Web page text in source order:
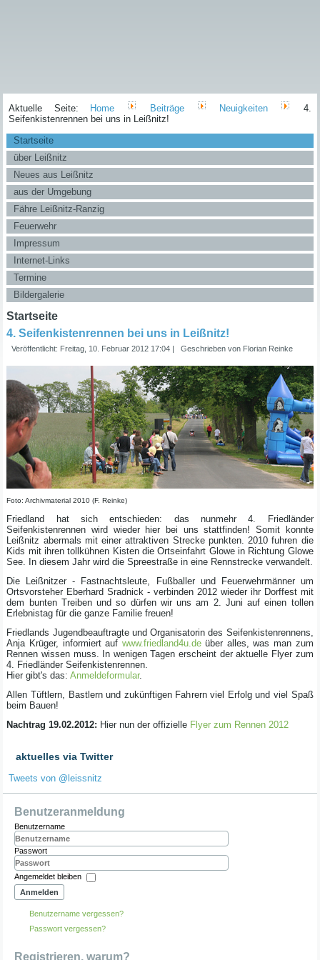
Aktuelle Seite: Home Beiträge Neuigkeiten
4.
Seifenkistenrennen bei uns in Leißnitz!
Startseite
über Leißnitz
Neues aus Leißnitz
aus der Umgebung
Fähre Leißnitz-Ranzig
Feuerwehr
Impressum
Internet-Links
Termine
Bildergalerie
Startseite
4. Seifenkistenrennen bei uns in Leißnitz!
Veröffentlicht: Freitag, 10. Februar 2012 17:04 | Geschrieben von Florian Reinke
Foto: Archivmaterial 2010 (F. Reinke)
Friedland hat sich entschieden: das nunmehr 4. Friedländer
Seifenkistenrennen wird wieder hier bei uns stattfinden! Somit konnte
Leißnitz abermals mit einer attraktiven Strecke punkten. 2010 fuhren die
Kids mit ihren tollkühnen Kisten die Ortseinfahrt Glowe in Richtung Glowe
See. In diesem Jahr wird die Spreestraße in eine Rennstrecke verwandelt.
Die Leißnitzer - Fastnachtsleute, Fußballer und Feuerwehrmänner um
Ortsvorsteher Eberhard Sradnick - verbinden 2012 wieder ihr Dorffest mit
dem bunten Treiben und so dürfen wir uns am 2. Juni auf einen tollen
Erlebnistag für die ganze Familie freuen!
Friedlands Jugendbeauftragte und Organisatorin des Seifenkistenrennens,
Anja Krüger, informiert auf www.friedland4u.deüber alles, was man zum
Rennen wissen muss. In wenigen Tagen erscheint der aktuelle Flyer zum
4. Friedländer Seifenkistenrennen.
Hier gibt's das:Anmeldeformular.
Allen Tüftlern, Bastlern und zukünftigen Fahrern viel Erfolg und viel Spaß
beim Bauen!
Nachtrag 19.02.2012: Hier nun der offizielle Flyer zum Rennen 2012
aktuelles via Twitter
Tweets von @leissnitz
Benutzeranmeldung
Benutzername
Passwort
Angemeldet bleiben
Anmelden
Benutzername vergessen?
Passwort vergessen?
Registrieren, warum?